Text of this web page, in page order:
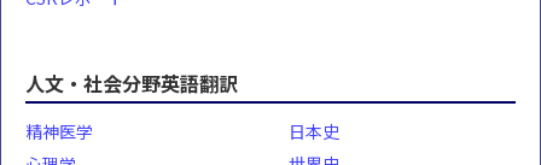
人文・社会分野英語翻訳
精神医学
日本史